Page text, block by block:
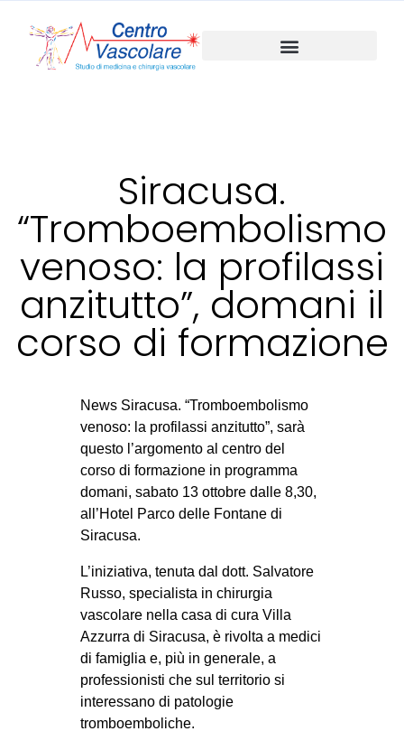
Siracusa.
“Tromboembolismo
venoso: la profilassi
anzitutto”, domani il
corso di formazione
News Siracusa.“Tromboembolismo
venoso: la profilassi anzitutto”, sarà
questo l’argomento al centro del
corso di formazione in programma
domani, sabato 13 ottobre dalle 8,30,
all’Hotel Parco delle Fontane di
Siracusa.
L’iniziativa, tenuta dal dott. Salvatore
Russo, specialista in chirurgia
vascolare nella casa di curaVilla
Azzurra di Siracusa, è rivolta a medici
di famiglia e, più in generale, a
professionisti che sul territorio si
interessano di patologie
tromboemboliche.